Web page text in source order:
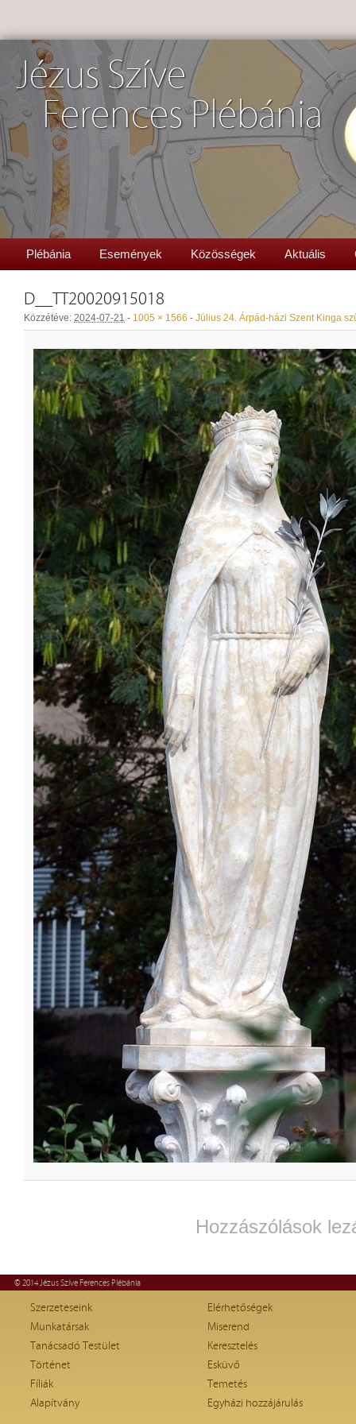
Jézus Szíve
Ferences Plébánia
Plébánia Események Közösségek Aktuális
D__TT20020915018
Közzétéve: 2024-07-21 - 1005 × 1566 - Július 24. Árpád-házi Szent Kinga
Hozzászólások
© 2014 Jézus Szíve Ferences Plébánia
Szerzeteseink
Munkatársak
Tanácsadó Testület
Történet
Fíliák
Alapítvány
Elérhetőségek
Miserend
Keresztelés
Esküvő
Temetés
Egyházi hozzájárulás